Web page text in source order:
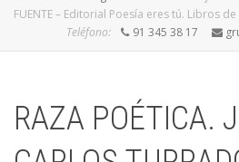
FUENTE – Editorial Poesía eres tú. Libros
Teléfono:
91 345 38 17
RAZA POÉTICA.